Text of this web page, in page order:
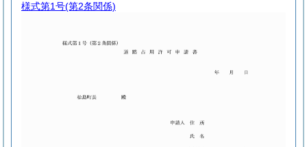
様式第1号(第2条関係)